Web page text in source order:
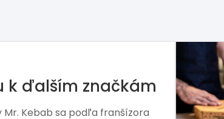
Arby’s,
Hut